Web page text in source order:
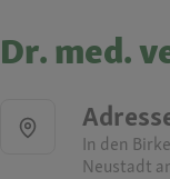
Dr. med.
In den
Neustadt